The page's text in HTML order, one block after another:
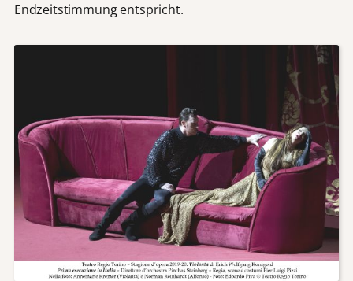
Endzeitstimmung entspricht.